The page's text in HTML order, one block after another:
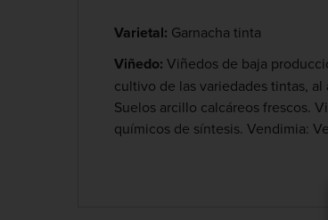
Varietal: Garnacha tinta
Viñedo: Viñedos de baja
cultivo de las variedades tintas,
Suelos arcillo calcáreos frescos.
químicos de síntesis. Vendimia: